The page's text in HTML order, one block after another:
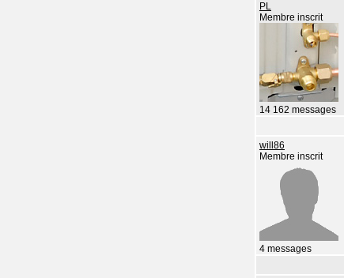
PL
Membre inscrit
14 162 messages
will86
Membre inscrit
4 messages